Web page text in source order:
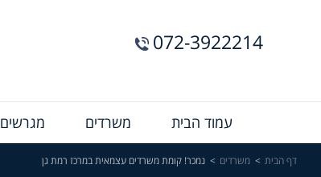
072-3922214
עמוד הבית משרדים מגרשים
דף הבית משרדים נמכר! קומת משרדים עצמאית במרכז רמת גן